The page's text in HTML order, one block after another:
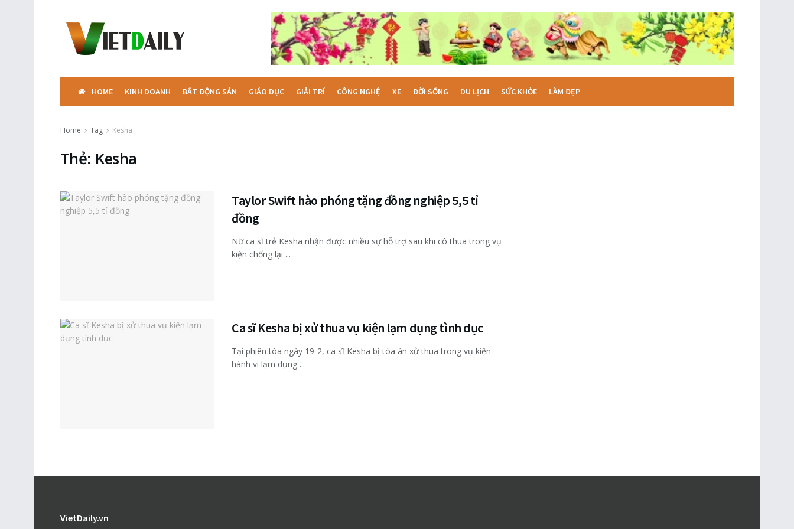
HOME KINH DOANH BẤT ĐỘNG SẢN GIÁO DỤC GIẢI TRÍ CÔNG NGHỆ XE ĐỜI SỐNG DU LỊCH SỨC KHỎE LÀM ĐẸP
Home Tag Kesha
Thẻ: Kesha
Taylor Swift hào phóng tặng đồng nghiệp 5,5 tỉ
đồng
Nữ ca sĩ trẻ Kesha nhận được nhiều sự hỗ trợ sau khi cô thua trong vụ
kiện chống lại ...
Ca sĩ Kesha bị xử thua vụ kiện lạm dụng tình dục
Tại phiên tòa ngày 19-2, ca sĩ Kesha bị tòa án xử thua trong vụ kiện
hành vi lạm dụng ...
VietDaily.vn